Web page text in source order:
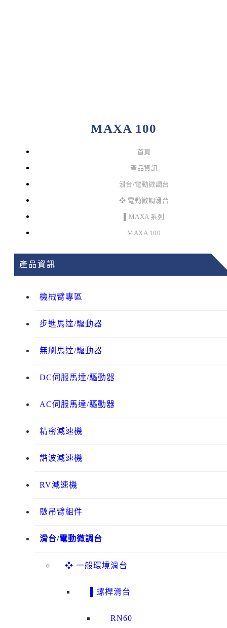
MAXA 100
首頁
產品資訊
滑台/電動微調台
❖ 電動微調滑台
▌MAXA 系列
MAXA 100
產品資訊
機械臂專區
步進馬達/驅動器
無刷馬達/驅動器
DC伺服馬達/驅動器
AC伺服馬達/驅動器
精密減速機
諧波減速機
RV減速機
懸吊臂組件
滑台/電動微調台
❖ 一般環境滑台
▌螺桿滑台
RN60